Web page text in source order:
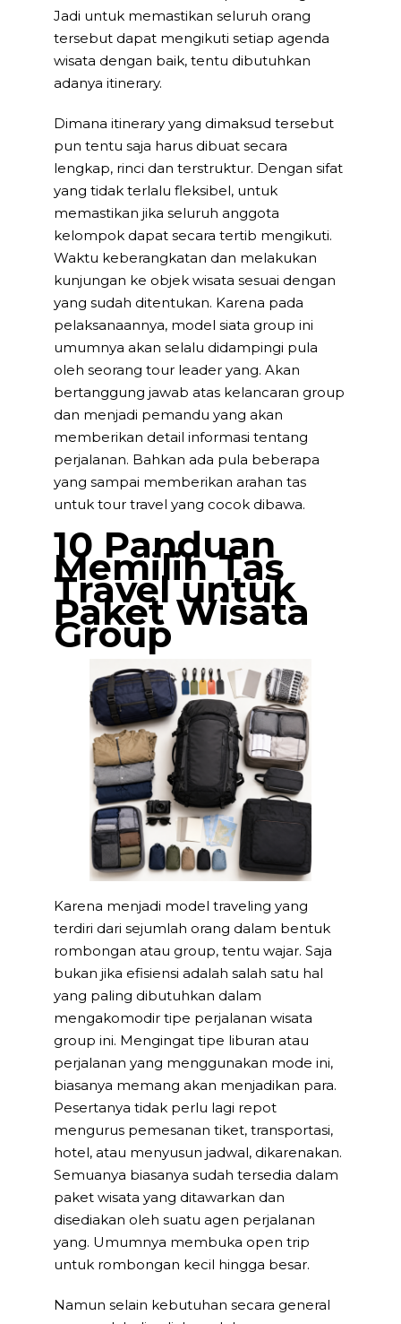
Jadi untuk memastikan seluruh orang
tersebut dapat mengikuti setiap agenda
wisata dengan baik, tentu dibutuhkan
adanya itinerary.
Dimana itinerary yang dimaksud tersebut
pun tentu saja harus dibuat secara
lengkap, rinci dan terstruktur. Dengan sifat
yang tidak terlalu fleksibel, untuk
memastikan jika seluruh anggota
kelompok dapat secara tertib mengikuti.
Waktu keberangkatan dan melakukan
kunjungan ke objek wisata sesuai dengan
yang sudah ditentukan. Karena pada
pelaksanaannya, model siata group ini
umumnya akan selalu didampingi pula
oleh seorang tour leader yang. Akan
bertanggung jawab atas kelancaran group
dan menjadi pemandu yang akan
memberikan detail informasi tentang
perjalanan. Bahkan ada pula beberapa
yang sampai memberikan arahan tas
untuk tour travel yang cocok dibawa.
10 Panduan
Memilih Tas
Travel untuk
Paket Wisata
Group
Karena menjadi model traveling yang
terdiri dari sejumlah orang dalam bentuk
rombongan atau group, tentu wajar. Saja
bukan jika efisiensi adalah salah satu hal
yang paling dibutuhkan dalam
mengakomodir tipe perjalanan wisata
group ini. Mengingat tipe liburan atau
perjalanan yang menggunakan mode ini,
biasanya memang akan menjadikan para.
Pesertanya tidak perlu lagi repot
mengurus pemesanan tiket, transportasi,
hotel, atau menyusun jadwal, dikarenakan.
Semuanya biasanya sudah tersedia dalam
paket wisata yang ditawarkan dan
disediakan oleh suatu agen perjalanan
yang. Umumnya membuka open trip
untuk rombongan kecil hingga besar.
Namun selain kebutuhan secara general